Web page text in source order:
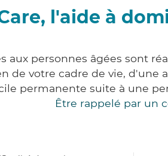
l'aide à
aux personnes âgées sont
de votre cadre de vie,
permanente suite à une
Être rappelé par un